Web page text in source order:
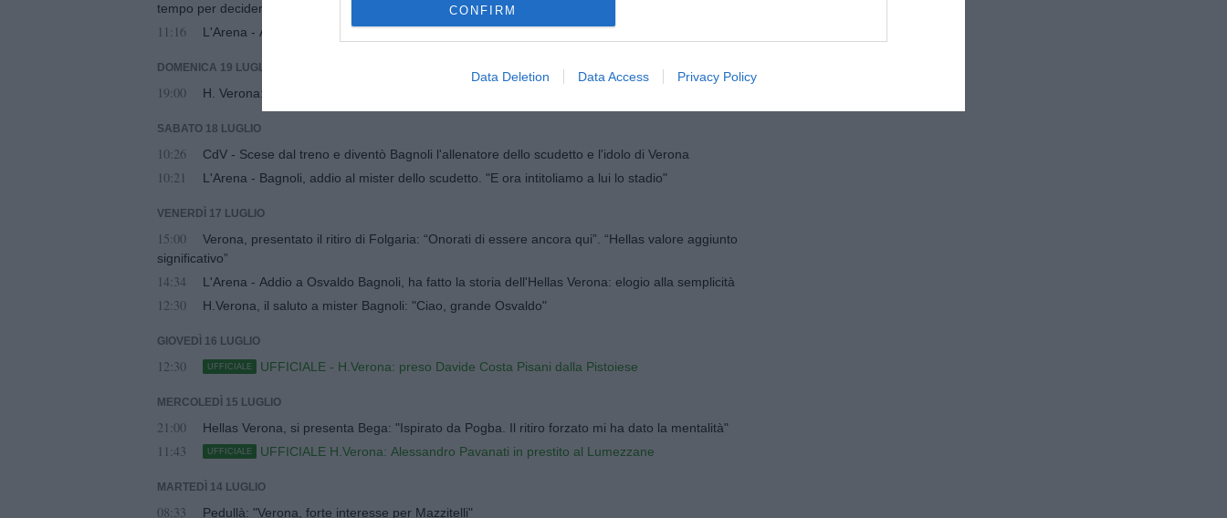
CONFIRM
Data Deletion Data Access Privacy Policy
tempo per decidere”
11:16 L'Arena - Addio a Bagnoli, il lutto di Verona. Tutto l'Hellas ai funerali in San Zeno
DOMENICA 19 LUGLIO
19:00 H. Verona: duello a suon di rilanci col Padova per Cheddira
SABATO 18 LUGLIO
10:26 CdV - Scese dal treno e diventò Bagnoli l'allenatore dello scudetto e l'idolo di Verona
10:21 L'Arena - Bagnoli, addio al mister dello scudetto. "E ora intitoliamo a lui lo stadio"
VENERDÌ 17 LUGLIO
15:00
Verona, presentato il ritiro di Folgaria: “Onorati di essere ancora qui”. “Hellas valore aggiunto
significativo”
14:34 L'Arena - Addio a Osvaldo Bagnoli, ha fatto la storia dell'Hellas Verona: elogio alla semplicità
12:30 H.Verona, il saluto a mister Bagnoli: "Ciao, grande Osvaldo"
GIOVEDÌ 16 LUGLIO
12:30 UFFICIALE UFFICIALE - H.Verona: preso Davide Costa Pisani dalla Pistoiese
MERCOLEDÌ 15 LUGLIO
21:00 Hellas Verona, si presenta Bega: "Ispirato da Pogba. Il ritiro forzato mi ha dato la mentalità"
11:43 UFFICIALE UFFICIALE H.Verona: Alessandro Pavanati in prestito al Lumezzane
MARTEDÌ 14 LUGLIO
08:33 Pedullà: "Verona, forte interesse per Mazzitelli"